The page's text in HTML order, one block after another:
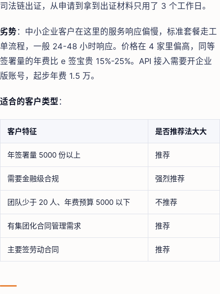
司法链出证，从申请到拿到出证材料只用了 3 个工作日。
劣势 ：中小企业客户在这里的服务响应偏慢，标准套餐走工
单流程，一般 24-48 小时响应。价格在 4 家里偏高，同等
签署量的年费比 e 签宝贵 15%-25%。API 接入需要开企业
版账号，起步年费 1.5 万。
适合的客户类型 ：
客户特征 是否推荐法大大
年签署量 5000 份以上 推荐
需要金融级合规 强烈推荐
团队少于 20 人、年费预算 5000 以下 不推荐
有集团化合同管理需求 推荐
主要签劳动合同 推荐